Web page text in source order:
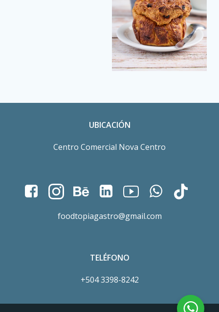
UBICACIÓN
Centro Comercial Nova Centro
foodtopiagastro@gmail.com
TELÉFONO
+504 3398-8242